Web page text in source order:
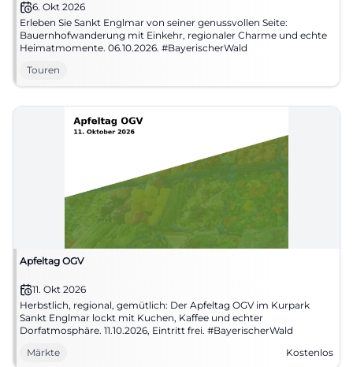
6. Okt 2026
Erleben Sie Sankt Englmar von seiner genussvollen Seite:
Bauernhofwanderung mit Einkehr, regionaler Charme und echte
Heimatmomente. 06.10.2026. #BayerischerWald
Touren
Apfeltag OGV
11. Okt 2026
Herbstlich, regional, gemütlich: Der Apfeltag OGV im Kurpark
Sankt Englmar lockt mit Kuchen, Kaffee und echter
Dorfatmosphäre. 11.10.2026, Eintritt frei. #BayerischerWald
Märkte
Kostenlos